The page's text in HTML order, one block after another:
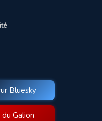
Bluesky
Galion